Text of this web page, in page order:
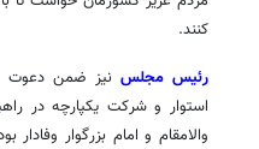
کنند.
رئیس مجلس
والامقام و امام بزرگوار